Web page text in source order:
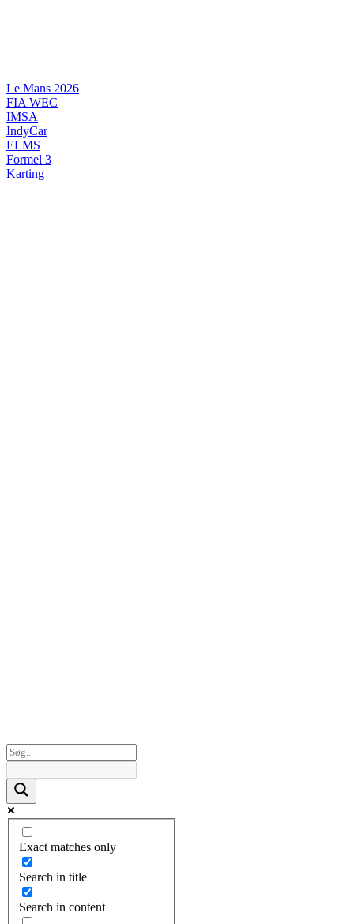
Le Mans 2026
FIA WEC
IMSA
IndyCar
ELMS
Formel 3
Karting
Exact matches only
Search in title
Search in content